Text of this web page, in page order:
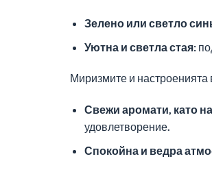
Зелено или светло
Уютна и светла стая:
Миризмите и настроенията
Свежи аромати, като
удовлетворение.
Спокойна и ведра